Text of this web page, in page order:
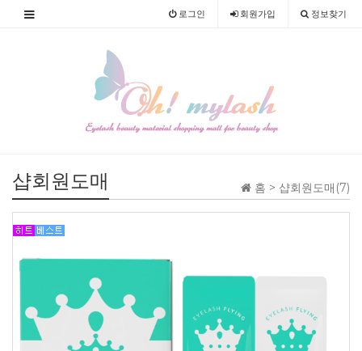
로그인 회원가입 정보찾기
홈 > 샵회원도매(7)
샵회원도매